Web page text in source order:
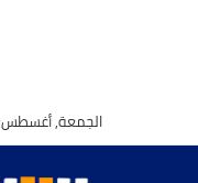
الجمعة, أغسطس 7 2026